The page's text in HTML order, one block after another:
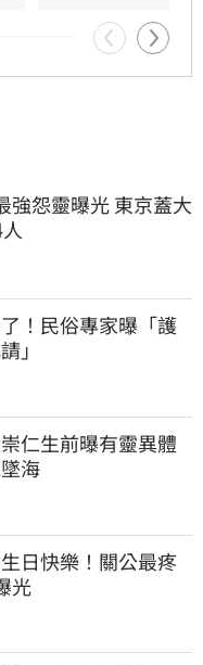
強怨靈曝光 東京蓋大
！民俗專家曝「護
」
仁生前曝有靈異體
海
日快樂！關公最疼
光